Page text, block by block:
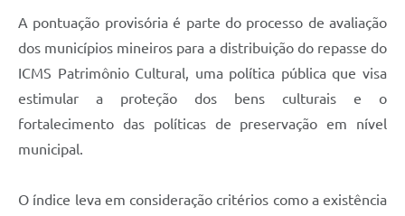
A pontuação provisória é parte do processo de avaliação
dos municípios mineiros para a distribuição do repasse do
ICMS Patrimônio Cultural, uma política pública que visa
estimular a proteção dos bens culturais e o
fortalecimento das políticas de preservação em nível
municipal.
O índice leva em consideração critérios como a existência